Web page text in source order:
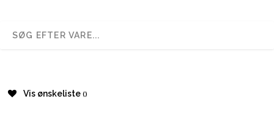
Vis ønskeliste